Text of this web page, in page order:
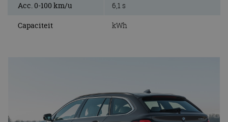
Acc. 0-100 km/u 6,1 s
Capaciteit kWh